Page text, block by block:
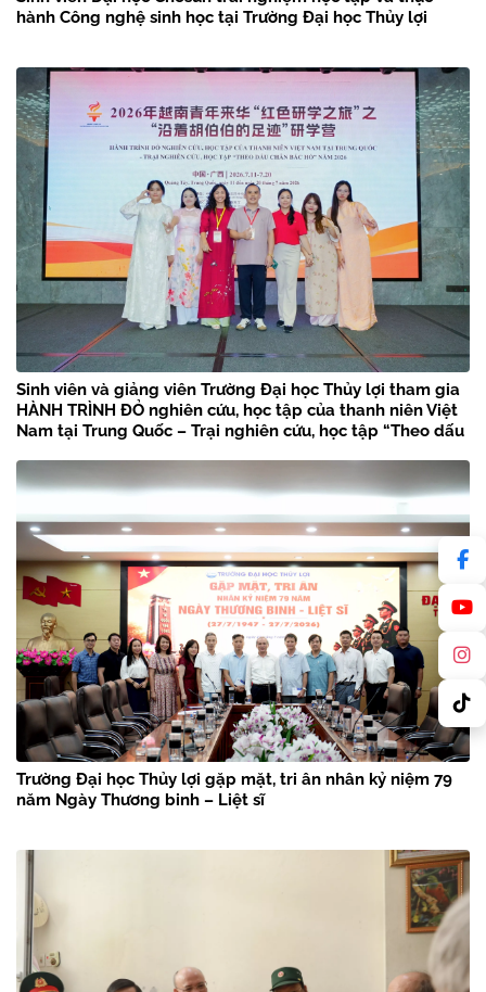
hành Công nghệ sinh học tại Trường Đại học Thủy lợi
Sinh viên và giảng viên Trường Đại học Thủy lợi tham gia
HÀNH TRÌNH ĐỎ nghiên cứu, học tập của thanh niên Việt
Nam tại Trung Quốc – Trại nghiên cứu, học tập “Theo dấu
Trường Đại học Thủy lợi gặp mặt, tri ân nhân kỷ niệm 79
năm Ngày Thương binh – Liệt sĩ